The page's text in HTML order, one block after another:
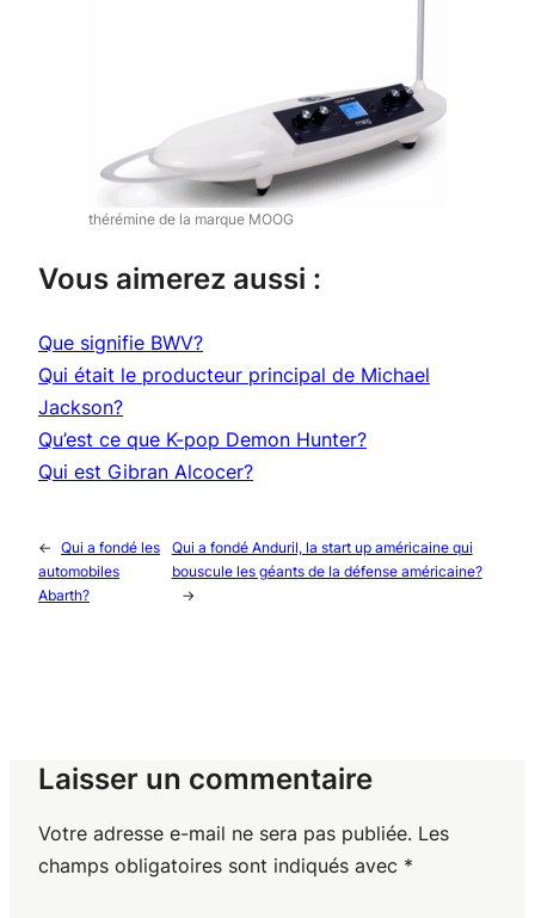
thérémine de la marque MOOG
Vous aimerez aussi :
Que signifie BWV?
Qui était le producteur principal de Michael
Jackson?
Qu’est ce que K-pop Demon Hunter?
Qui est Gibran Alcocer?
← Qui a fondé les
automobiles
Abarth?
Qui a fondé Anduril, la start up américaine qui
bouscule les géants de la défense américaine?
→
Laisser un commentaire
Votre adresse e-mail ne sera pas publiée. Les
champs obligatoires sont indiqués avec *